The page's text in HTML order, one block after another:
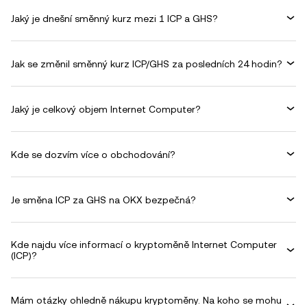
Jaký je dnešní směnný kurz mezi 1 ICP a GHS?
Jak se změnil směnný kurz ICP/GHS za posledních 24 hodin?
Jaký je celkový objem Internet Computer?
Kde se dozvím více o obchodování?
Je směna ICP za GHS na OKX bezpečná?
Kde najdu více informací o kryptoměně Internet Computer
(ICP)?
Mám otázky ohledně nákupu kryptoměny. Na koho se mohu